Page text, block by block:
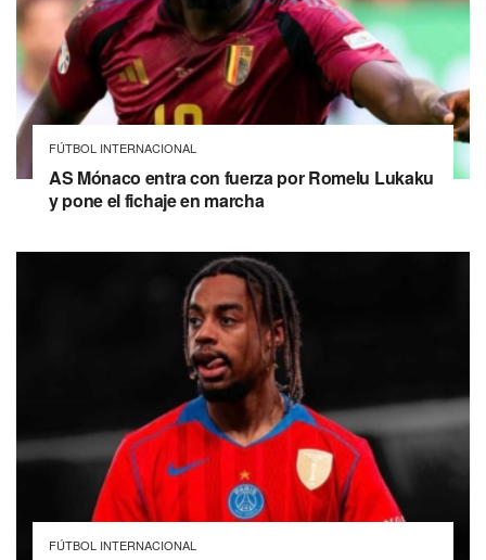
FÚTBOL INTERNACIONAL
AS Mónaco entra con fuerza por Romelu Lukaku
y pone el fichaje en marcha
FÚTBOL INTERNACIONAL